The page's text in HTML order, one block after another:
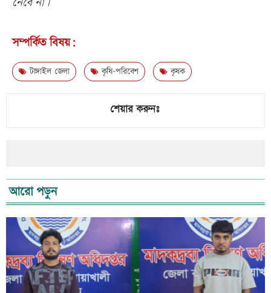
সম্পর্কিত বিষয়:
টাঙ্গাইল জেলা কৃষি-পরিবেশ কৃষক
শেয়ার করুনঃ
আরো পড়ুন